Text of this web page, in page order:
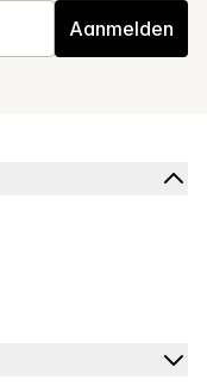
Aanmelden